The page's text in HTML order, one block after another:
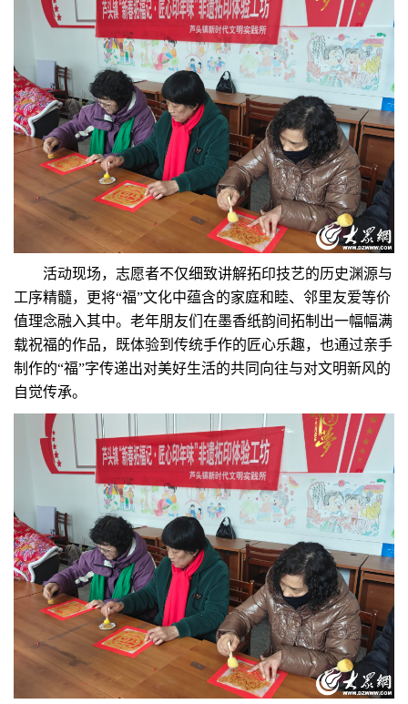
活动现场，志愿者不仅细致讲解拓印技艺的历史渊源与
工序精髓，更将“福”文化中蕴含的家庭和睦、邻里友爱等价
值理念融入其中。老年朋友们在墨香纸韵间拓制出一幅幅满
载祝福的作品，既体验到传统手作的匠心乐趣，也通过亲手
制作的“福”字传递出对美好生活的共同向往与对文明新风的
自觉传承。